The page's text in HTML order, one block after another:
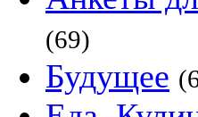
(69)
Будущее